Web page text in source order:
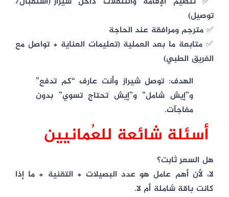
توصيل)
✅مترجم ومرافقةعند الحاجة
✅متابعة ما بعد العملية(تعليمات العناية + تواصل مع
الفريق الطبي)
الهدف: توصل شيراز وأنت عارف “كم تدفع”
و”إيش شامل” و”إيش تحتاج تسوي” بدون
مفاجآت.
أسئلة شائعة للعُمانيين
هل السعر ثابت؟
لا، لأن أهم عامل هو عدد البصيلات + التقنية + ما إذا
كانت باقة شاملة أم لا.